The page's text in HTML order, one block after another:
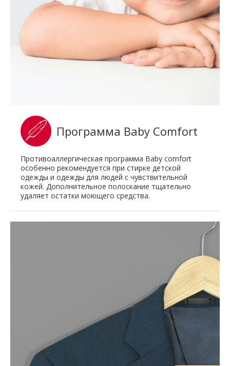
Программа Baby Comfort
Противоаллергическая программа Baby comfort
особенно рекомендуется при стирке детской
одежды и одежды для людей с чувствительной
кожей. Дополнительное полоскание тщательно
удаляет остатки моющего средства.